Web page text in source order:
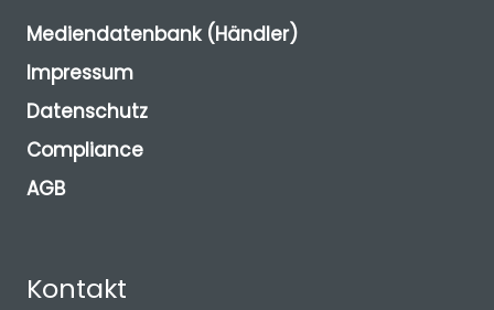
Mediendatenbank (Händler)
Impressum
Datenschutz
Compliance
AGB
Kontakt